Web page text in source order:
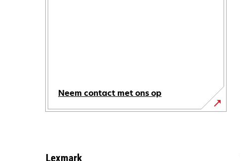
Neem contact met ons op
Lexmark